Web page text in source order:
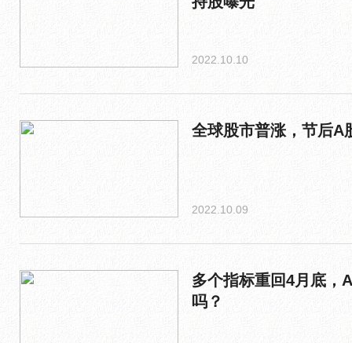
2022.10.10
全球股市普涨，节后A
2022.10.09
多个指标重回4月底，
吗？